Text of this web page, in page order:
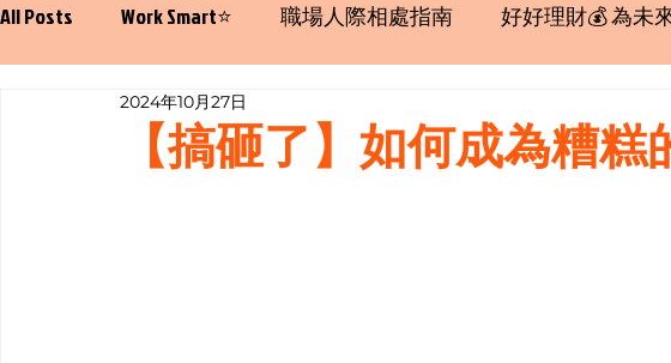
All Posts Work Smart⭐️ 職場人際相處指南 好好理財💰 為未
寫履歷表嘅技巧📝【搞砸了】如何成為糟糕
2024年10月27日